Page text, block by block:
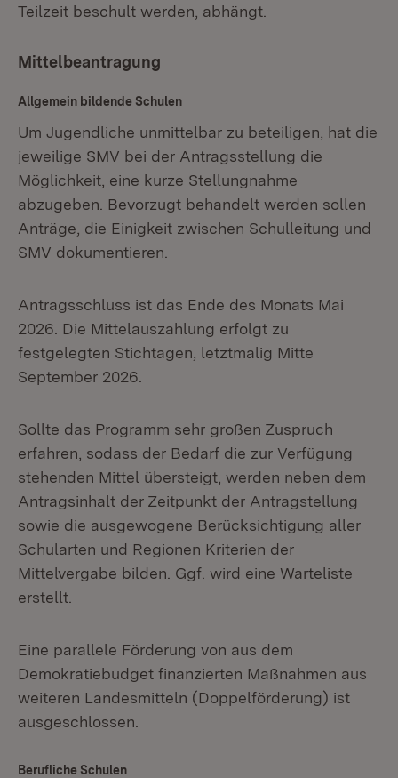
Teilzeit beschult werden, abhängt.
Mittelbeantragung
Allgemein bildende Schulen
Um Jugendliche unmittelbar zu beteiligen, hat die
jeweilige SMV bei der Antragsstellung die
Möglichkeit, eine kurze Stellungnahme
abzugeben. Bevorzugt behandelt werden sollen
Anträge, die Einigkeit zwischen Schulleitung und
SMV dokumentieren.
Antragsschluss ist das Ende des Monats Mai
2026. Die Mittelauszahlung erfolgt zu
festgelegten Stichtagen, letztmalig Mitte
September 2026.
Sollte das Programm sehr großen Zuspruch
erfahren, sodass der Bedarf die zur Verfügung
stehenden Mittel übersteigt, werden neben dem
Antragsinhalt der Zeitpunkt der Antragstellung
sowie die ausgewogene Berücksichtigung aller
Schularten und Regionen Kriterien der
Mittelvergabe bilden. Ggf. wird eine Warteliste
erstellt.
Eine parallele Förderung von aus dem
Demokratiebudget finanzierten Maßnahmen aus
weiteren Landesmitteln (Doppelförderung) ist
ausgeschlossen.
Berufliche Schulen